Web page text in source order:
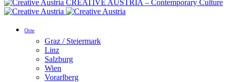
CREATIVE AUSTRIA – Contemporary Culture
Orte
Graz / Steiermark
Linz
Salzburg
Wien
Vorarlberg